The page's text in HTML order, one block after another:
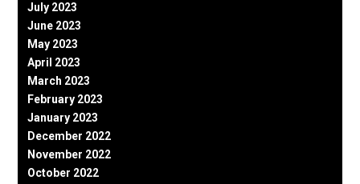
July 2023
June 2023
May 2023
April 2023
March 2023
February 2023
January 2023
December 2022
November 2022
October 2022